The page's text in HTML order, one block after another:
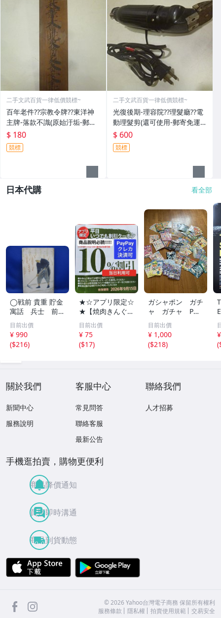
二手文武百貨一律低價競標~
百年老件??宗教令牌??東洋神
主牌-落款不識(原始汙垢-郵寄
免運費)罕見收藏品-60729
$ 180
競標
二手文武百貨一律低價競標~
光復後期-理容院??理髮廳??電
動理髮剪(還可使用-郵寄免運
費)收藏品~收藏用
$ 600
競標
日本代購 看全部
◯戦前 貴重 貯金
寓話 兵士 前
線 昭和１４年
非売品 貯金局 古
い 昭和 レトロ ア
ンティーク ヴィ
目前出價
¥ 990
($216)
★☆アプリ限定☆
★【焼肉きんぐ】
平日いつでもクー
ポン 10%割引券
9月15日まで Pay
Pay・クレカ決済
目前出價
¥ 75
($17)
ガシャポン ガチ
ャ ガチャ POP
ポップ 台紙
非売品 まとめ
て アンパンマ
ン ポケモン ガ
目前出價
¥ 1,000
($218)
(
關於我們
新聞中心
服務說明
客服中心
常見問答
聯絡客服
最新公告
聯絡我們
人才招募
手機逛拍賣，購物更便利
商品降價通知
買賣即時溝通
商品到貨動態
APP Store
facebook ©2026 Yahoo台灣電子商務 保留所有權利
服務條款
隱私權 拍賣使用規範 交易安全